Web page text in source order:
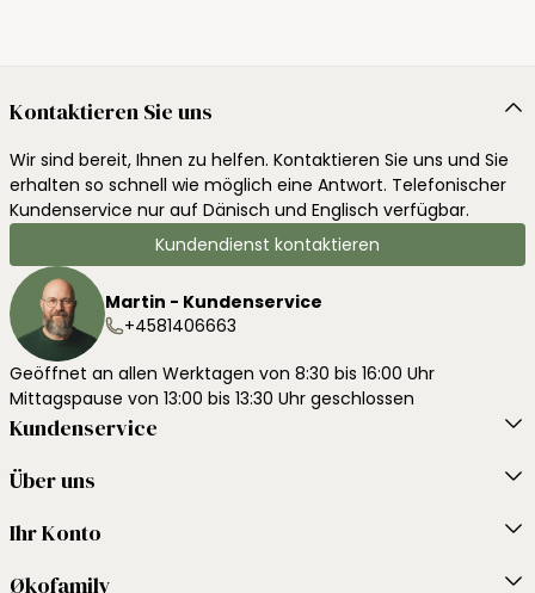
Kontaktieren Sie uns
Wir sind bereit, Ihnen zu helfen. Kontaktieren Sie uns und Sie
erhalten so schnell wie möglich eine Antwort. Telefonischer
Kundenservice nur auf Dänisch und Englisch verfügbar.
Kundendienst kontaktieren
Martin - Kundenservice
+4581406663
Geöffnet an allen Werktagen von 8:30 bis 16:00 Uhr
Mittagspause von 13:00 bis 13:30 Uhr geschlossen
Kundenservice
Über uns
Ihr Konto
Økofamily